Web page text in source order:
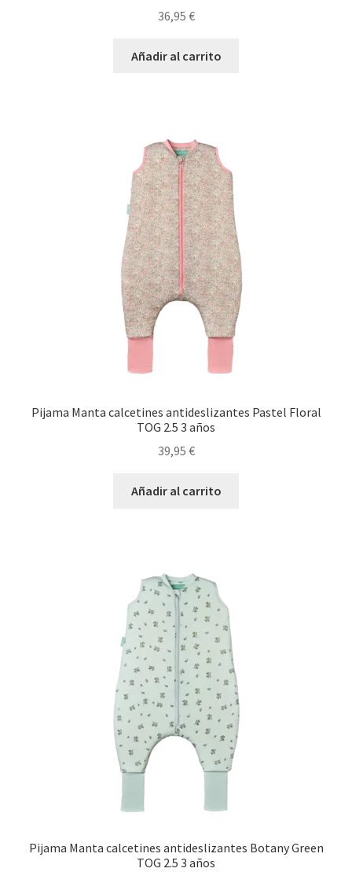
36,95 €
Añadir al carrito
Pijama Manta calcetines antideslizantes Pastel Floral
TOG 2.5 3 años
39,95 €
Añadir al carrito
Pijama Manta calcetines antideslizantes Botany Green
TOG 2.5 3 años